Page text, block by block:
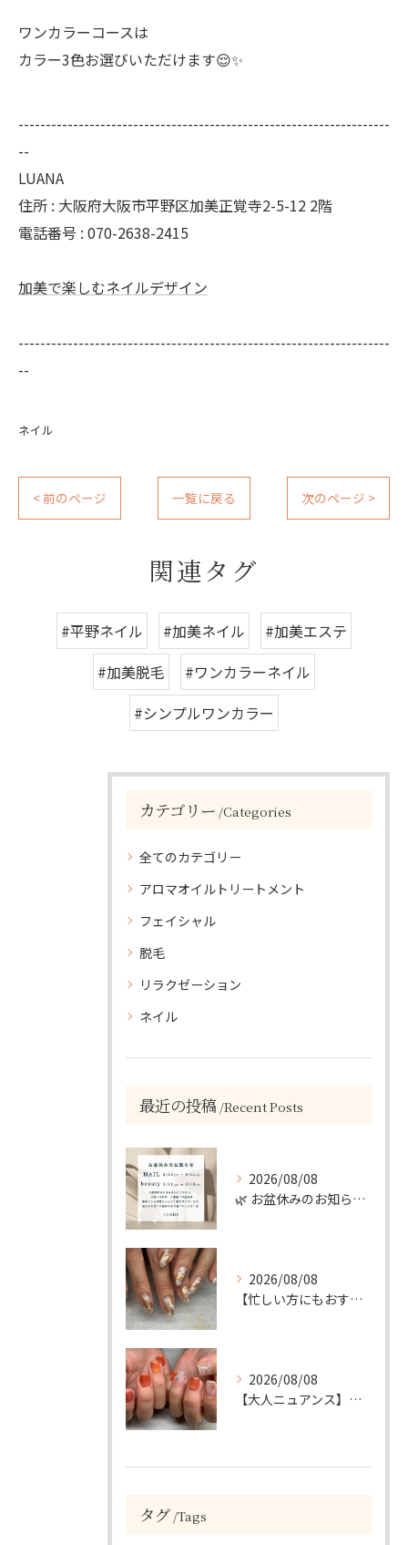
ワンカラーコースは
カラー3色お選びいただけます😌✨
--------------------------------------------------------------------
--
LUANA
住所 : 大阪府大阪市平野区加美正覚寺2-5-12 2階
電話番号 : 070-2638-2415
加美で楽しむネイルデザイン
--------------------------------------------------------------------
--
ネイル
< 前のページ 一覧に戻る 次のページ >
関連タグ
#平野ネイル #加美ネイル
#加美エステ
#加美脱毛
#ワンカラーネイル
#シンプルワンカラー
カテゴリー Categories
全てのカテゴリー
アロマオイルトリートメント
フェイシャル
脱毛
リラクゼーション
ネイル
最近の投稿 Recent Posts
2026/08/08
🌿 お盆休みのお知らせ 🌿
2026/08/08
【忙しい方にもおすすめ】ゴールド＆ホワイトの大人ニュアンスホイルネイル
2026/08/08
【大人ニュアンス】マグネット×ぷっくりミラーのニュアンスデザイン
タグ Tags